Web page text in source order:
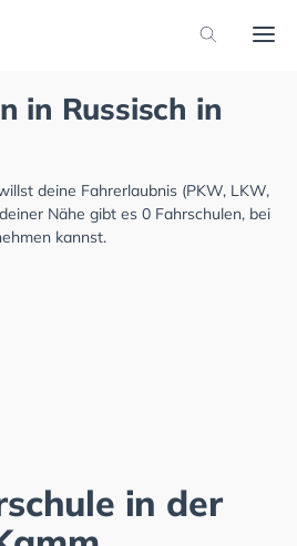
in Russisch in
deine Fahrerlaubnis (PKW, LKW,
Nähe gibt es 0 Fahrschulen, bei
kannst.
in der